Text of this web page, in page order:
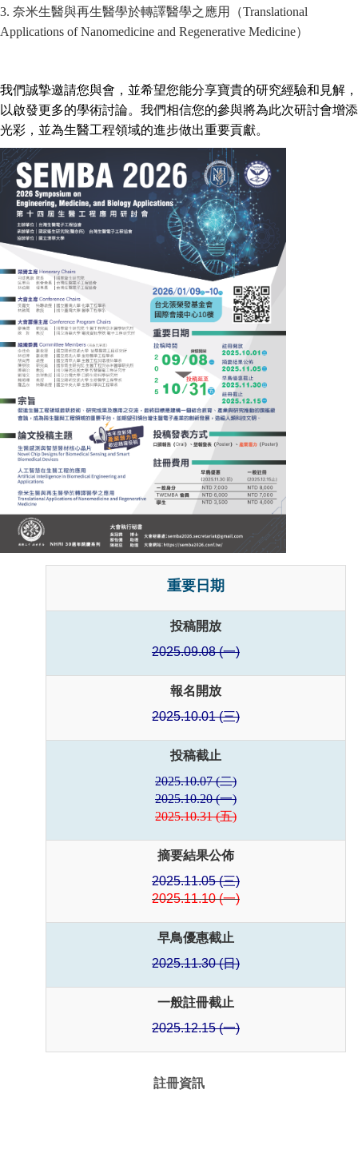
3. 奈米生醫與再生醫學於轉譯醫學之應用（Translational
Applications of Nanomedicine and Regenerative Medicine）
我們誠摯邀請您與會，並希望您能分享寶貴的研究經驗和見解，
以啟發更多的學術討論。我們相信您的參與將為此次研討會增添
光彩，並為生醫工程領域的進步做出重要貢獻。
重要日期
投稿開放
2025.09.08 (一)
報名開放
2025.10.01 (三)
投稿截止
2025.10.07 (二)
2025.10.20 (一)
2025.10.31 (五)
摘要結果公佈
2025.11.05 (三)
2025.11.10 (一)
早鳥優惠截止
2025.11.30 (日)
一般註冊截止
2025.12.15 (一)
註冊資訊